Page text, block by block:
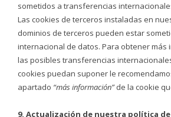
sometidos a transferencias
Las cookies de terceros instaladas en
dominios de terceros pueden estar
internacional de datos. Para obtener más
las posibles transferencias
cookies puedan suponer le
apartado “más información”de la cookie
9. Actualización de nuestra política